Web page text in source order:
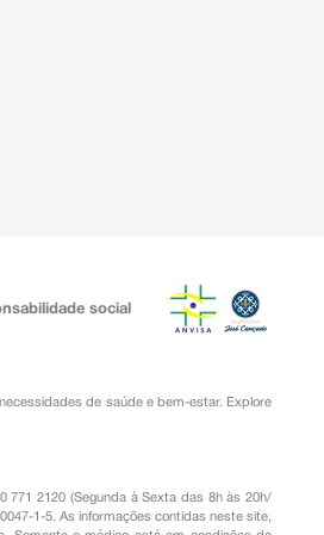
social
de saúde e bem-estar. Explore
771 2120 (Segunda à Sexta das 8h às 20h/
1-5. As informações contidas neste site,